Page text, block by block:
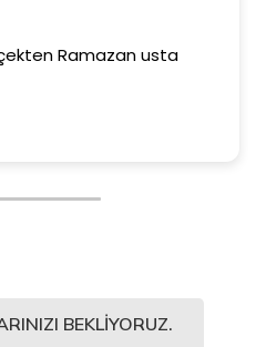
Ramazan usta
BEKLIYORUZ.